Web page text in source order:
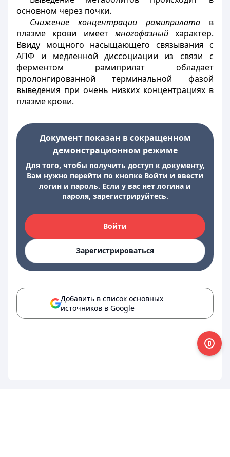
основном через почки.
Снижение концентрации рамиприлата
в
плазме крови имеет
многофазный характер.
Ввиду мощного насыщающего связывания с
АПФ и медленной диссоциации из связи с
ферментом рамиприлат обладает
пролонгированной терминальной фазой
выведения при очень низких концентрациях в
плазме крови.
Документ показан в сокращенном
демонстрационном режиме
Для того, чтобы получить доступ к документу,
Вам нужно перейти по кнопке Войти и ввести
логин и пароль. Если у вас нет логина и
пароля, зарегистрируйтесь.
Войти
Зарегистрироваться
Добавить в список основных
источников в Google